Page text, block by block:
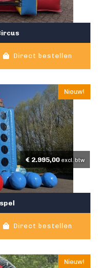
Direct bestellen
Nieuw!
€ 2.995,00 excl. btw
Direct bestellen
Nieuw!